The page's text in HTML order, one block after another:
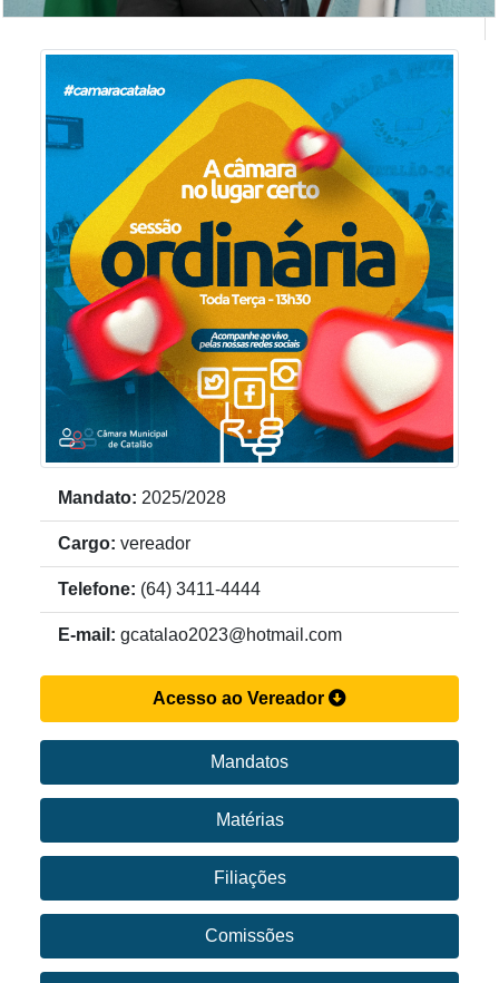
THOMAS MARQUES DE MESQUITA
Mandato: 2025/2028
Cargo: vereador
Telefone: (64) 3411-4444
E-mail: gcatalao2023@hotmail.com
Acesso ao Vereador
Mandatos
Matérias
Filiações
Comissões